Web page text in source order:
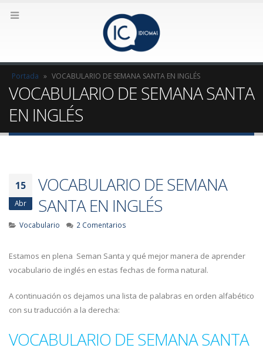
Portada » VOCABULARIO DE SEMANA SANTA EN INGLÉS
VOCABULARIO DE SEMANA SANTA
EN INGLÉS
15
Abr
VOCABULARIO DE SEMANA
SANTA EN INGLÉS
Vocabulario 2 Comentarios
Estamos en plena Seman Santa y qué mejor manera de aprender
vocabulario de inglés en estas fechas de forma natural.
A continuación os dejamos una lista de palabras en orden alfabético
con su traducción a la derecha:
VOCABULARIO DE SEMANA SANTA